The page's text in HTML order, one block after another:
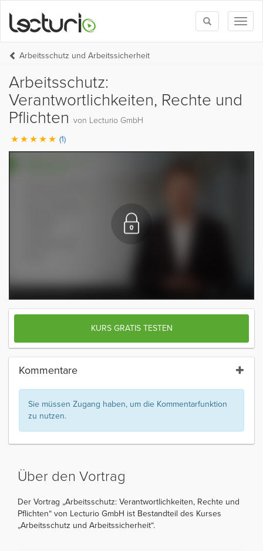
Toggle
search
Arbeitsschutz und Arbeitssicherheit
Arbeitsschutz:
Verantwortlichkeiten, Rechte und
Pflichten von Lecturio GmbH
(1)
KURS GRATIS TESTEN
Kommentare
Sie müssen Zugang haben, um die Kommentarfunktion
zu nutzen.
Über den Vortrag
Der Vortrag „Arbeitsschutz: Verantwortlichkeiten, Rechte und
Pflichten“ von Lecturio GmbH ist Bestandteil des Kurses
„Arbeitsschutz und Arbeitssicherheit“.